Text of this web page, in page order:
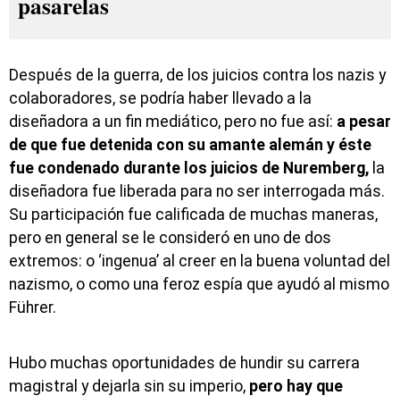
Después de la guerra, de los juicios contra los nazis y
colaboradores, se podría haber llevado a la
diseñadora a un fin mediático, pero no fue así: a pesar
de que fue detenida con su amante alemán y éste
fue condenado durante los juicios de Nuremberg, la
diseñadora fue liberada para no ser interrogada más.
Su participación fue calificada de muchas maneras,
pero en general se le consideró en uno de dos
extremos: o ‘ingenua’ al creer en la buena voluntad del
nazismo, o como una feroz espía que ayudó al mismo
Führer.
Hubo muchas oportunidades de hundir su carrera
magistral y dejarla sin su imperio, pero hay que